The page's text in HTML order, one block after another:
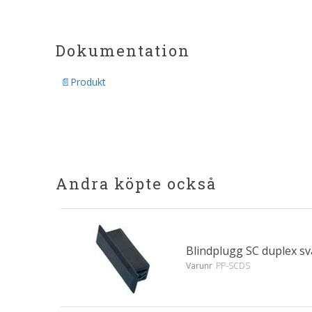
Dokumentation
Produkt
Andra köpte också
Blindplugg SC duplex
Varunr PP-SCDS